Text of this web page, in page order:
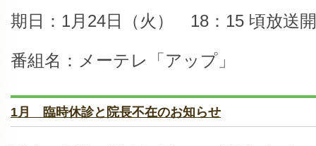
期日：1月24日（火） 18：15 頃放送
番組名：メーテレ「アップ」
1月 臨時休診と院長不在のお知らせ